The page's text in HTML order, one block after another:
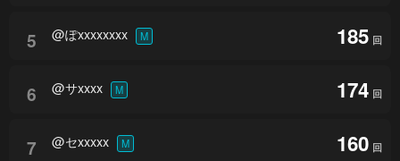
5 @ぽxxxxxxxx M 185 回
6 @サxxxx M 174 回
7 @セxxxxx M 160 回